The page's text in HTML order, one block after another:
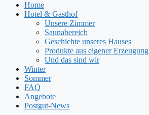
Home
Hotel & Gasthof
Unsere Zimmer
Saunabereich
Geschichte unseres Hauses
Produkte aus eigener Erzeugung
Und das sind wir
Winter
Sommer
FAQ
Angebote
Postgut-News